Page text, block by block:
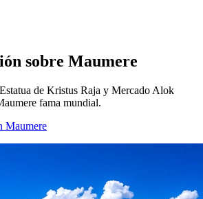
sobre Maumere
de Kristus Raja y Mercado Alok
fama mundial.
Maumere